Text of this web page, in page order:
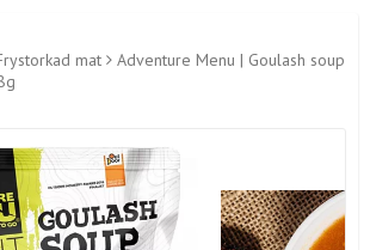
mat
Adventure Menu | Goulash soup